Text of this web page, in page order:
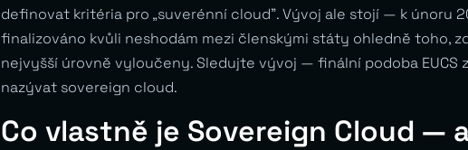
definovat kritéria pro „suverénní cloud”. Vývoj ale stojí — k únoru
finalizováno kvůli neshodám mezi členskými státy ohledně toho,
nejvyšší úrovně vyloučeny. Sledujte vývoj — finální podoba EUCS
nazývat sovereign cloud.
Co vlastně je Sovereign Cloud —